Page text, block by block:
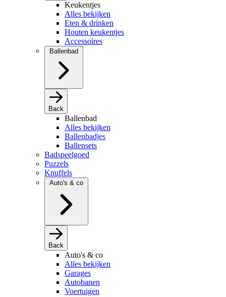
Keukentjes
Alles bekijken
Eten & drinken
Houten keukentjes
Accessoires
Ballenbad
Back
Ballenbad
Alles bekijken
Ballenbadjes
Ballensets
Badspeelgoed
Puzzels
Knuffels
Auto's & co
Back
Auto's & co
Alles bekijken
Garages
Autobanen
Voertuigen